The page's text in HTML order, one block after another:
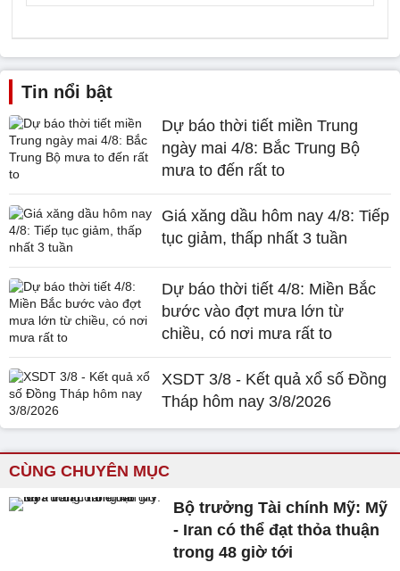
Tin nổi bật
Dự báo thời tiết miền Trung
ngày mai 4/8: Bắc Trung Bộ
mưa to đến rất to
Giá xăng dầu hôm nay 4/8: Tiếp
tục giảm, thấp nhất 3 tuần
Dự báo thời tiết 4/8: Miền Bắc
bước vào đợt mưa lớn từ
chiều, có nơi mưa rất to
XSDT 3/8 - Kết quả xổ số Đồng
Tháp hôm nay 3/8/2026
CÙNG CHUYÊN MỤC
Bộ trưởng Tài chính Mỹ: Mỹ
- Iran có thể đạt thỏa thuận
trong 48 giờ tới